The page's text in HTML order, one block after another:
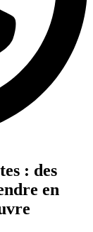
: des
en